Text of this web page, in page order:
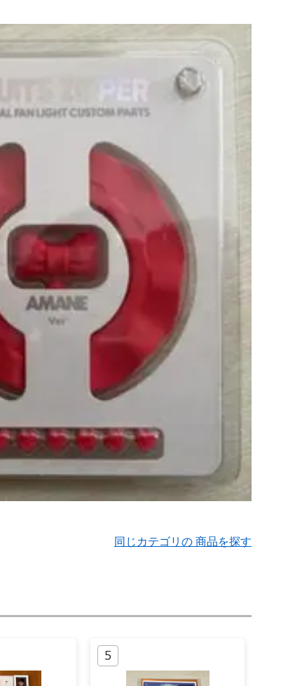
同じカテゴリの 商品を探す